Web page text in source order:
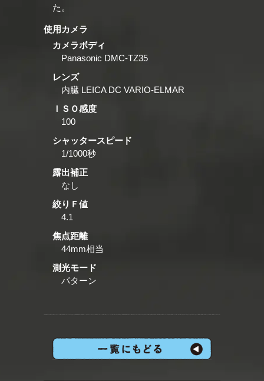
た。
使用カメラ
カメラボディ
Panasonic DMC-TZ35
レンズ
内臓 LEICA DC VARIO-ELMAR
ＩＳＯ感度
100
シャッタースピード
1/1000秒
露出補正
なし
絞りＦ値
4.1
焦点距離
44mm相当
測光モード
パターン